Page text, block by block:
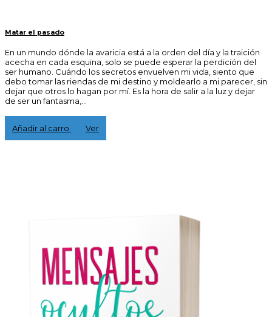
Matar el pasado
En un mundo dónde la avaricia está a la orden del día y la traición
acecha en cada esquina, solo se puede esperar la perdición del
ser humano. Cuándo los secretos envuelven mi vida, siento que
debo tomar las riendas de mi destino y moldearlo a mi parecer, sin
dejar que otros lo hagan por mí. Es la hora de salir a la luz y dejar
de ser un fantasma,...
15,00 €
Añadir al carro
Ver